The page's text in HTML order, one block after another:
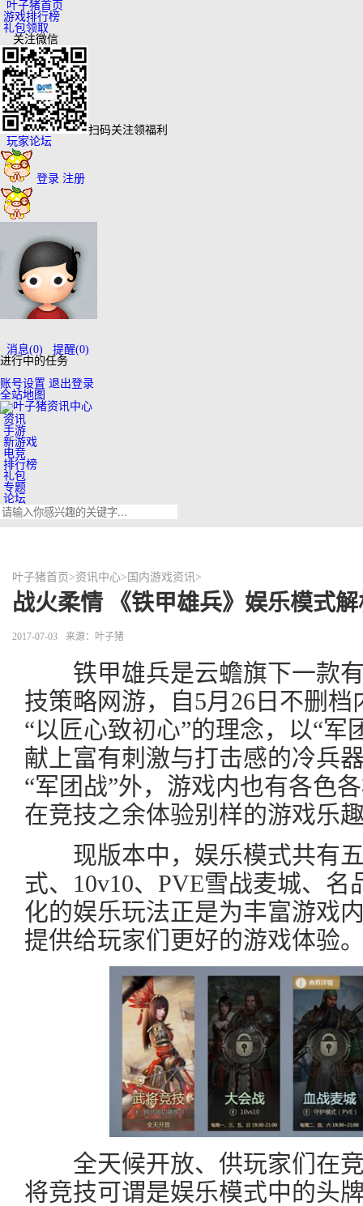
叶子猪首页
游戏排行榜
礼包领取
关注微信
扫码关注领福利
玩家论坛
登录 注册
消息(0) 提醒(0)
进行中的任务
账号设置 退出登录
全站地图
资讯
手游
新游戏
电竞
排行榜
礼包
专题
论坛
叶子猪首页 >资讯中心> 国内游戏资讯>
战火柔情 《铁甲雄兵》娱乐模式
2017-07-03 来源：叶子猪
铁甲雄兵是云蟾旗下一款有
技策略网游，自5月26日不删
“以匠心致初心”的理念，以“军
献上富有刺激与打击感的冷兵
“军团战”外，游戏内也有各色
在竞技之余体验别样的游戏乐
现版本中，娱乐模式共有五
式、10v10、PVE雪战麦城、
化的娱乐玩法正是为丰富游戏
提供给玩家们更好的游戏体验
全天候开放、供玩家们在竞
将竞技可谓是娱乐模式中的头